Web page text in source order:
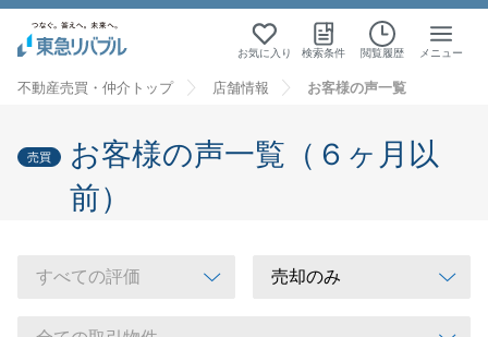
お気に入り 検索条件 閲覧履歴 メニュー
不動産売買・仲介トップ 店舗情報 お客様の声一覧
売買
お客様の声一覧（６ヶ月以
前）